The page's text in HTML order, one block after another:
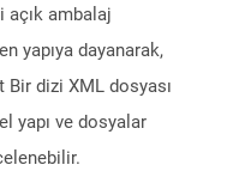
ambalaj
yapıya dayanarak,
dizi XML dosyası
yapı ve dosyalar